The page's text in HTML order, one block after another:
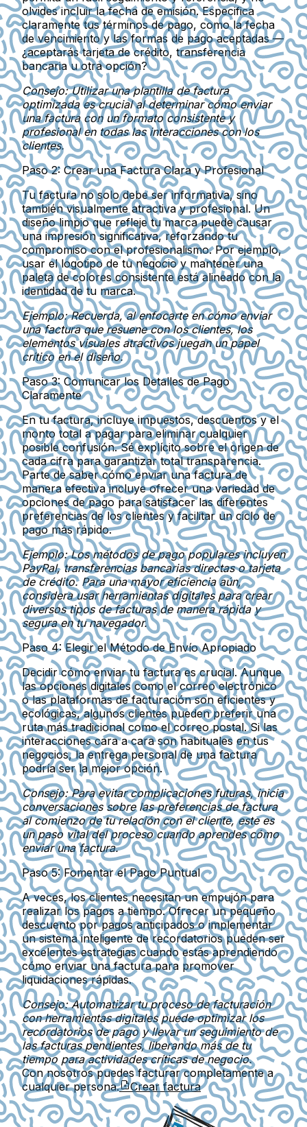
olvides incluir la fecha de emisión. Especifica
claramente tus términos de pago, como la fecha
de vencimiento y las formas de pago aceptadas —
¿aceptarás tarjeta de crédito, transferencia
bancaria u otra opción?
Consejo: Utilizar una plantilla de factura
optimizada es crucial al determinar cómo enviar
una factura con un formato consistente y
profesional en todas las interacciones con los
clientes.
Paso 2: Crear una Factura Clara y Profesional
Tu factura no solo debe ser informativa, sino
también visualmente atractiva y profesional. Un
diseño limpio que refleje tu marca puede causar
una impresión significativa, reforzando tu
compromiso con el profesionalismo. Por ejemplo,
usar el logotipo de tu negocio y mantener una
paleta de colores consistente está alineado con la
identidad de tu marca.
Ejemplo: Recuerda, al enfocarte en cómo enviar
una factura que resuene con los clientes, los
elementos visuales atractivos juegan un papel
crítico en el diseño.
Paso 3: Comunicar los Detalles de Pago
Claramente
En tu factura, incluye impuestos, descuentos y el
monto total a pagar para eliminar cualquier
posible confusión. Sé explícito sobre el origen de
cada cifra para garantizar total transparencia.
Parte de saber cómo enviar una factura de
manera efectiva incluye ofrecer una variedad de
opciones de pago para satisfacer las diferentes
preferencias de los clientes y facilitar un ciclo de
pago más rápido.
Ejemplo: Los métodos de pago populares incluyen
PayPal, transferencias bancarias directas o tarjeta
de crédito. Para una mayor eficiencia aún,
considera usar herramientas digitales para crear
diversos tipos de facturas de manera rápida y
segura en tu navegador.
Paso 4: Elegir el Método de Envío Apropiado
Decidir cómo enviar tu factura es crucial. Aunque
las opciones digitales como el correo electrónico
o las plataformas de facturación son eficientes y
ecológicas, algunos clientes pueden preferir una
ruta más tradicional como el correo postal. Si las
interacciones cara a cara son habituales en tus
negocios, la entrega personal de una factura
podría ser la mejor opción.
Consejo: Para evitar complicaciones futuras, inicia
conversaciones sobre las preferencias de factura
al comienzo de tu relación con el cliente, este es
un paso vital del proceso cuando aprendes cómo
enviar una factura.
Paso 5: Fomentar el Pago Puntual
A veces, los clientes necesitan un empujón para
realizar los pagos a tiempo. Ofrecer un pequeño
descuento por pagos anticipados o implementar
un sistema inteligente de recordatorios pueden ser
excelentes estrategias cuando estás aprendiendo
cómo enviar una factura para promover
liquidaciones rápidas.
Consejo: Automatizar tu proceso de facturación
con herramientas digitales puede optimizar los
recordatorios de pago y llevar un seguimiento de
las facturas pendientes, liberando más de tu
tiempo para actividades críticas de negocio.
Con nosotros puedes facturar completamente a
cualquier persona.
Crear factura